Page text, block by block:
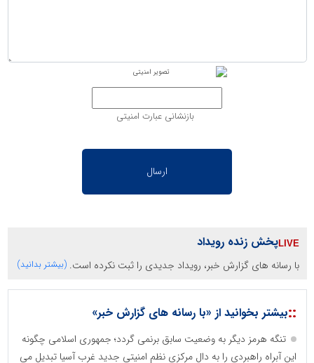
بازنشانی عبارت امنیتی
پخش زنده رویداد
با رسانه های گزارش خبر، رویداد جدیدی را ثبت نکرده است. (بیشتر بدانید)
::بیشتر بخوانید از «با رسانه های گزارش خبر»
تنگه هرمز دیگر به وضعیت سابق برنمی گردد؛ جمهوری اسلامی چگونه
این آبراه راهبردی را به دال مرکزی نظم امنیتی جدید غرب آسیا تبدیل می